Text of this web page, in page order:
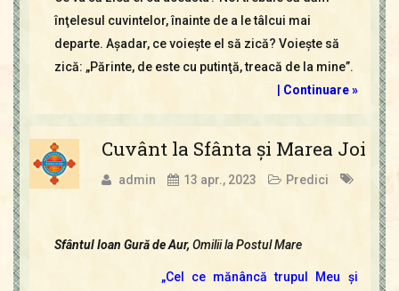
înţelesul cuvintelor, înainte de a le tâlcui mai
departe. Aşadar, ce voieşte el să zică? Voieşte să
zică: „Părinte, de este cu putinţă, treacă de la mine”.
| Continuare »
Cuvânt la Sfânta şi Marea Joi
admin 13 apr., 2023 Predici
Sfântul Ioan Gură de Aur, Omilii la Postul Mare
„Cel ce mănâncă trupul Meu şi